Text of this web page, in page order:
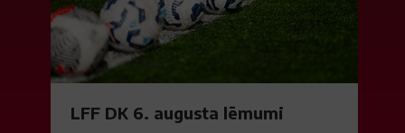
LFF DK 6. augusta lēmumi